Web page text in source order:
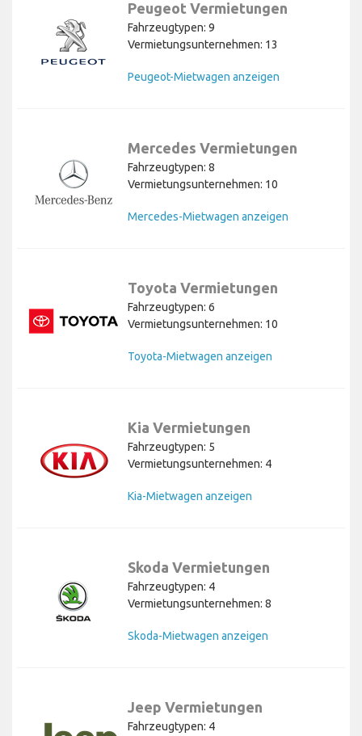
Peugeot Vermietungen
Fahrzeugtypen: 9
Vermietungsunternehmen: 13
Peugeot-Mietwagen anzeigen
Mercedes Vermietungen
Fahrzeugtypen: 8
Vermietungsunternehmen: 10
Mercedes-Mietwagen anzeigen
Toyota Vermietungen
Fahrzeugtypen: 6
Vermietungsunternehmen: 10
Toyota-Mietwagen anzeigen
Kia Vermietungen
Fahrzeugtypen: 5
Vermietungsunternehmen: 4
Kia-Mietwagen anzeigen
Skoda Vermietungen
Fahrzeugtypen: 4
Vermietungsunternehmen: 8
Skoda-Mietwagen anzeigen
Jeep Vermietungen
Fahrzeugtypen: 4